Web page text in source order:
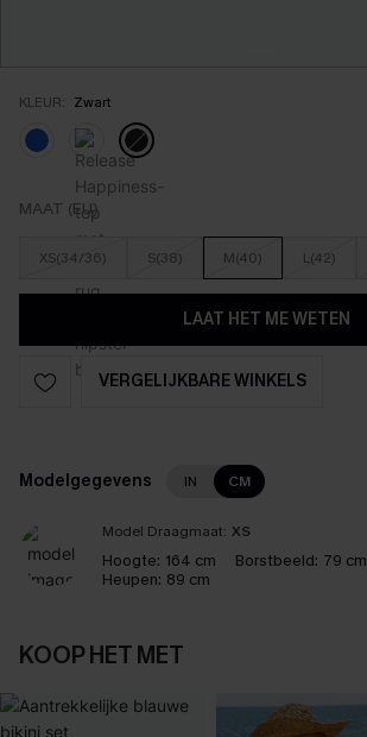
KLEUR: Zwart
MAAT (EU)
XS(34/36) S(38) M(40) L(42)
LAAT HET ME WETEN
VERGELIJKBARE WINKELS
Modelgegevens IN CM
Model Draagmaat: XS
Hoogte: 164 cm Borstbeeld: 79 cm
Heupen: 89 cm
KOOP HET MET